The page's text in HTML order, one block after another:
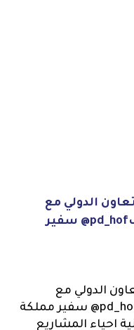
الدولي مع
سعادة السفير بيتر ديرك هوف‎@pd_hof سفير
الدولي مع
سعادة السفير بيتر ديرك هوف‎@pd_hof سفير مملكة
احياء المشاريع